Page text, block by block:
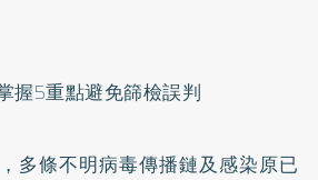
握5重點避免篩檢誤判
多條不明病毒傳播鏈及感染原已